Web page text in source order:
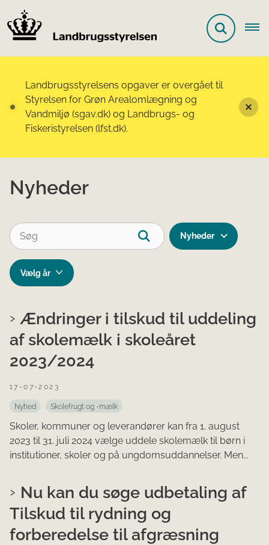
Landbrugsstyrelsens opgaver er overgået til
Styrelsen for Grøn Arealomlægning og
Vandmiljø (sgav.dk) og Landbrugs- og
Fiskeristyrelsen (lfst.dk).
Nyheder
Nyheder
Ændringer i tilskud til uddeling
af skolemælk i skoleåret
2023/2024
17-07-2023
Nyhed Skolefrugt og -mælk
Skoler, kommuner og leverandører kan fra 1. august
2023 til 31. juli 2024 vælge uddele skolemælk til børn i
institutioner, skoler og på ungdomsuddannelser. Men...
Nu kan du søge udbetaling af
Tilskud til rydning og
forberedelse til afgræsning